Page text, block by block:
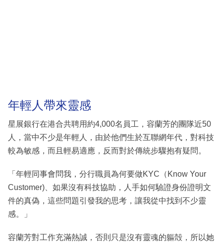
年輕人帶來靈感
星展銀行在港合共聘用約4,000名員工，容蘭芳的團隊近50
人，當中不少是年輕人，由於他們生於互聯網年代，對科技
較為敏感，而且輕易適應，反而對於傳統步驟抱有疑問。
「年輕同事會問我，分行職員為何要做KYC（Know Your
Customer)、如果沒有科技協助，人手如何驗證身份證明文
件的真偽，這些問題引發我的思考，讓我從中找到不少靈
感。」
容蘭芳對工作充滿熱誠，否則只是沒有靈魂的軀殻，所以她